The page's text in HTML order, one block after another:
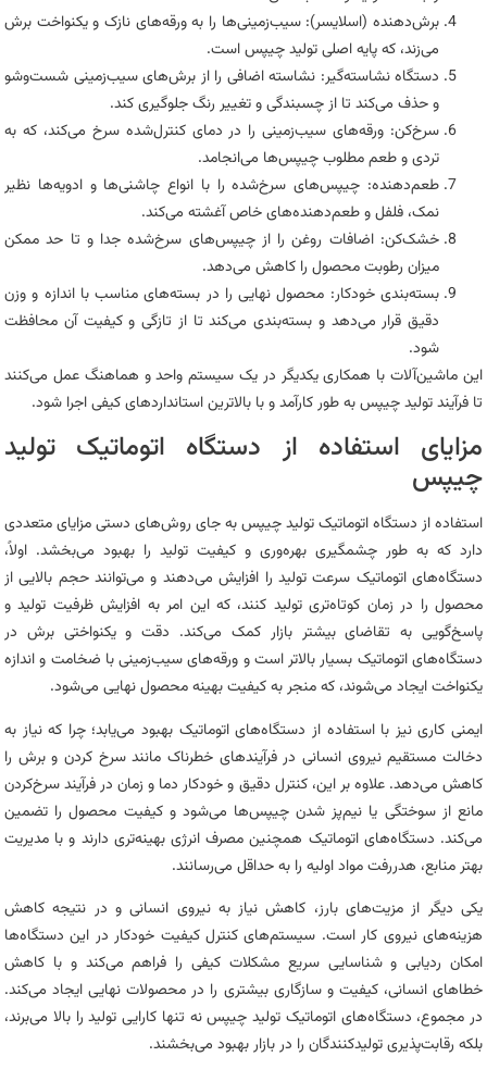
برش‌دهنده (اسلایسر): سیب‌زمینی‌ها را به ورقه‌های نازک و یکنواخت برش
می‌زند، که پایه اصلی تولید چیپس است.
دستگاه نشاسته‌گیر: نشاسته اضافی را از برش‌های سیب‌زمینی شست‌وشو
و حذف می‌کند تا از چسبندگی و تغییر رنگ جلوگیری کند.
سرخ‌کن: ورقه‌های سیب‌زمینی را در دمای کنترل‌شده سرخ می‌کند، که به
تردی و طعم مطلوب چیپس‌ها می‌انجامد.
طعم‌دهنده: چیپس‌های سرخ‌شده را با انواع چاشنی‌ها و ادویه‌ها نظیر
نمک، فلفل و طعم‌دهنده‌های خاص آغشته می‌کند.
خشک‌کن: اضافات روغن را از چیپس‌های سرخ‌شده جدا و تا حد ممکن
میزان رطوبت محصول را کاهش می‌دهد.
بسته‌بندی خودکار: محصول نهایی را در بسته‌های مناسب با اندازه و وزن
دقیق قرار می‌دهد و بسته‌بندی می‌کند تا از تازگی و کیفیت آن محافظت
شود.
این ماشین‌آلات با همکاری یکدیگر در یک سیستم واحد و هماهنگ عمل می‌کنند
تا فرآیند تولید چیپس به طور کارآمد و با بالاترین استانداردهای کیفی اجرا شود.
مزایای استفاده از دستگاه اتوماتیک تولید
چیپس
استفاده از دستگاه اتوماتیک تولید چیپس به جای روش‌های دستی مزایای متعددی
دارد که به طور چشمگیری بهره‌وری و کیفیت تولید را بهبود می‌بخشد. اولاً،
دستگاه‌های اتوماتیک سرعت تولید را افزایش می‌دهند و می‌توانند حجم بالایی از
محصول را در زمان کوتاه‌تری تولید کنند، که این امر به افزایش ظرفیت تولید و
پاسخ‌گویی به تقاضای بیشتر بازار کمک می‌کند. دقت و یکنواختی برش در
دستگاه‌های اتوماتیک بسیار بالاتر است و ورقه‌های سیب‌زمینی با ضخامت و اندازه
یکنواخت ایجاد می‌شوند، که منجر به کیفیت بهینه محصول نهایی می‌شود.
ایمنی کاری نیز با استفاده از دستگاه‌های اتوماتیک بهبود می‌یابد؛ چرا که نیاز به
دخالت مستقیم نیروی انسانی در فرآیندهای خطرناک مانند سرخ کردن و برش را
کاهش می‌دهد. علاوه بر این، کنترل دقیق و خودکار دما و زمان در فرآیند سرخ‌کردن
مانع از سوختگی یا نیم‌پز شدن چیپس‌ها می‌شود و کیفیت محصول را تضمین
می‌کند. دستگاه‌های اتوماتیک همچنین مصرف انرژی بهینه‌تری دارند و با مدیریت
بهتر منابع، هدررفت مواد اولیه را به حداقل می‌رسانند.
یکی دیگر از مزیت‌های بارز، کاهش نیاز به نیروی انسانی و در نتیجه کاهش
هزینه‌های نیروی کار است. سیستم‌های کنترل کیفیت خودکار در این دستگاه‌ها
امکان ردیابی و شناسایی سریع مشکلات کیفی را فراهم می‌کند و با کاهش
خطاهای انسانی، کیفیت و سازگاری بیشتری را در محصولات نهایی ایجاد می‌کند.
در مجموع، دستگاه‌های اتوماتیک تولید چیپس نه تنها کارایی تولید را بالا می‌برند،
بلکه رقابت‌پذیری تولیدکنندگان را در بازار بهبود می‌بخشند.